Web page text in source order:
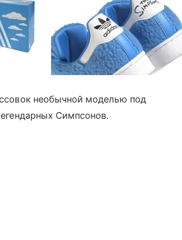
необычной моделью под
Симпсонов.